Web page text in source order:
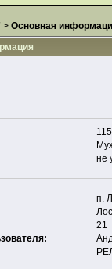
> Основная
не
п.
21